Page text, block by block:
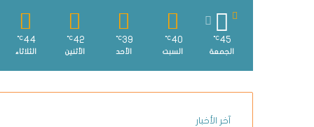
45
℃
الجمعة
40
℃
السبت
39
℃
الأحد
42
℃
الأثنين
44
℃
الثلاثاء
آخر الأخبار